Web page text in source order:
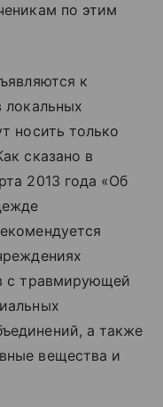
по этим
к
локальных
носить только
сказано в
2013 года «Об
с травмирующей
а также
вещества и